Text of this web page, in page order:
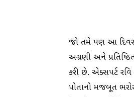
જો તમે પણ આ
અગ્રણી અને
કરી છે. એક્સપર્ટ
પોતાનો મજબૂત